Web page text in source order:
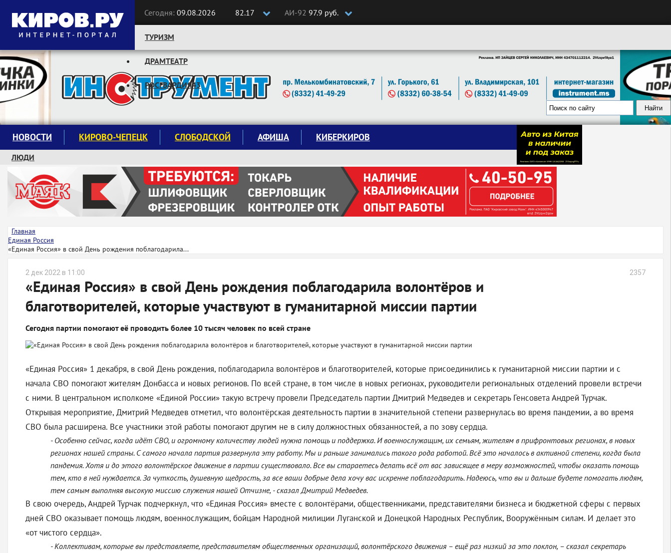
Сегодня: 09.08.2026 82.17 АИ-92 97.9 руб.
Следите за новостями:
ТУРИЗМ
ДРАМТЕАТР
РОСГВАРДИЯ43
НОВОСТИ КИРОВО-ЧЕПЕЦК СЛОБОДСКОЙ АФИША КИБЕРКИРОВ
ЛЮДИ
КРУЖКИ И СЕКЦИИ
ЗАВОДУ "МАЯК" 85 ЛЕТ
ЭКОЛОГИЯ
Главная
Единая Россия
«Единая Россия» в свой День рождения поблагодарила...
2 дек 2022 в 11:00 2357
«Единая Россия» в свой День рождения поблагодарила волонтёров и
благотворителей, которые участвуют в гуманитарной миссии партии
Сегодня партии помогают её проводить более 10 тысяч человек по всей стране
«Единая Россия» 1 декабря, в свой День рождения, поблагодарила волонтёров и благотворителей, которые присоединились к гуманитарной миссии партии и с
начала СВО помогают жителям Донбасса и новых регионов. По всей стране, в том числе в новых регионах, руководители региональных отделений провели встречи
с ними. В центральном исполкоме «Единой России» такую встречу провели Председатель партии Дмитрий Медведев и секретарь Генсовета Андрей Турчак.
Открывая мероприятие, Дмитрий Медведев отметил, что волонтёрская деятельность партии в значительной степени развернулась во время пандемии, а во время
СВО была расширена. Все участники этой работы помогают другим не в силу должностных обязанностей, а по зову сердца.
- Особенно сейчас, когда идёт СВО, и огромному количеству людей нужна помощь и поддержка. И военнослужащим, их семьям, жителям в прифронтовых регионах, в новых
регионах нашей страны. С самого начала партия развернула эту работу. Мы и раньше занимались такого рода работой. Всё это началось в активной степени, когда была
пандемия. Хотя и до этого волонтёрское движение в партии существовало. Все вы стараетесь делать всё от вас зависящее в меру возможностей, чтобы оказать помощь
тем, кто в ней нуждается. За чуткость, душевную щедрость, за все ваши добрые дела хочу вас искренне поблагодарить. Надеюсь, что вы и дальше будете помогать людям,
тем самым выполняя высокую миссию служения нашей Отчизне, - сказал Дмитрий Медведев.
В свою очередь, Андрей Турчак подчеркнул, что «Единая Россия» вместе с волонтёрами, общественниками, представителями бизнеса и бюджетной сферы с первых
дней СВО оказывает помощь людям, военнослужащим, бойцам Народной милиции Луганской и Донецкой Народных Республик, Вооружённым силам. И делает это
«от чистого сердца».
- Коллективам, которые вы представляете, представителям общественных организаций, волонтёрского движения – ещё раз низкий за это поклон, – сказал секретарь